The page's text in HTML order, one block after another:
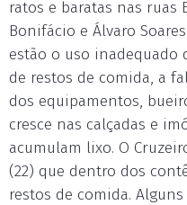
ratos e baratas nas ruas
Bonifácio e Álvaro
estão o uso inadequado
de restos de comida, a
dos equipamentos,
cresce nas calçadas e
acumulam lixo. O
(22) que dentro dos
restos de comida.